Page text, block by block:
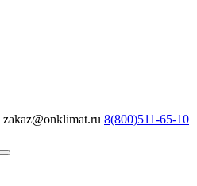
zakaz@onklimat.ru 8(800)511-65-10